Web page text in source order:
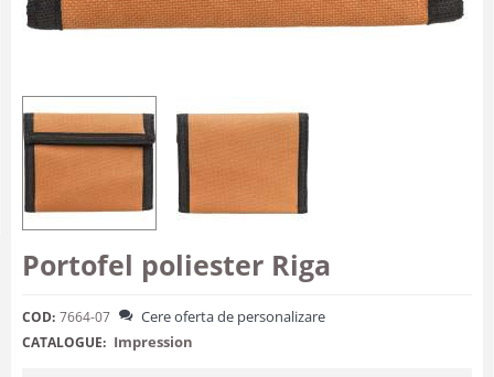
Portofel poliester Riga
COD: 7664-07 Cere oferta de personalizare
CATALOGUE: Impression